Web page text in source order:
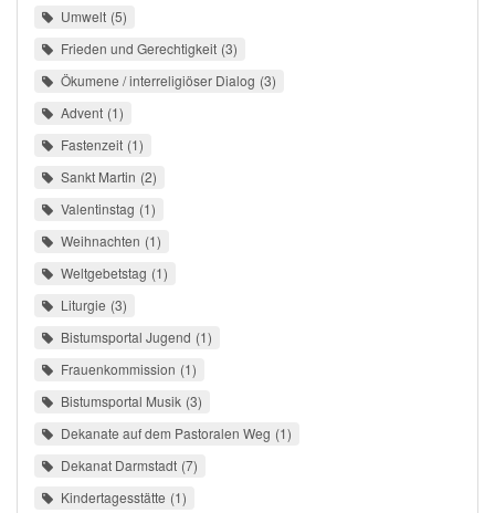
Umwelt 5
Frieden und Gerechtigkeit 3
Ökumene / interreligiöser Dialog 3
Advent 1
Fastenzeit 1
Sankt Martin 2
Valentinstag 1
Weihnachten 1
Weltgebetstag 1
Liturgie 3
Bistumsportal Jugend 1
Frauenkommission 1
Bistumsportal Musik 3
Dekanate auf dem Pastoralen Weg 1
Dekanat Darmstadt 7
Kindertagesstätte 1